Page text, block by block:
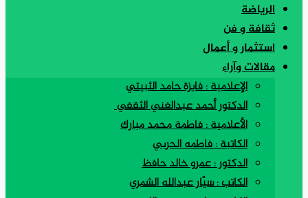
الرياضة
ثقافة و فن
استثمار و أعمال
مقالات وآراء
الإعلامية : فايزة حامد الثبيتي
الدكتور أحمد عبدالغني الثقفي
الأعلامية : فاطمة محمد مبارك
الكاتبة : فاطمه الحربي
الدكتور : عمرو خالد حافظ
الكاتب : سيّار عبدالله الشمري